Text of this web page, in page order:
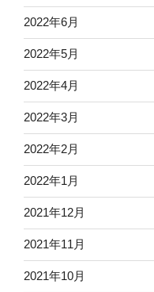
2022年6月
2022年5月
2022年4月
2022年3月
2022年2月
2022年1月
2021年12月
2021年11月
2021年10月